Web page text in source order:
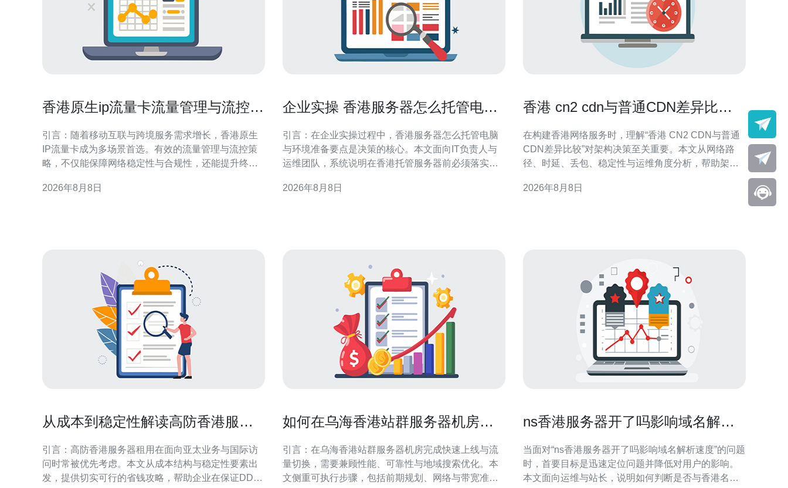
香港原生ip流量卡流量管理与流控策
引言：随着移动互联与跨境服务需求增长，香港原生
IP流量卡成为多场景首选。有效的流量管理与流控策
略，不仅能保障网络稳定性与合规性，还能提升终端
可操作的实施要点与最佳实践。 香港原生IP流量卡概
2026年8月8日
企业实操 香港服务器怎么托管电脑
引言：在企业实操过程中，香港服务器怎么托管电脑
与环境准备要点是决策的核心。本文面向IT负责人与
运维团队，系统说明在香港托管服务器前必须落实的
与稳定性，便于在区域化（GEO）搜索下被相关人员
2026年8月8日
香港 cn2 cdn与普通CDN差异比较
在构建香港网络服务时，理解“香港 CN2 CDN与普通
CDN差异比较”对架构决策至关重要。本文从网络路
径、时延、丢包、稳定性与运维角度分析，帮助架构
CN2与普通CDN CN2为面向国际高质量传输的骨干链
2026年8月8日
从成本到稳定性解读高防香港服务
引言：高防香港服务器租用在面向亚太业务与国际访
问时常被优先考虑。本文从成本结构与稳定性要素出
发，提供切实可行的省钱攻略，帮助企业在保证DDoS
如何在乌海香港站群服务器机房完
引言：在乌海香港站群服务器机房完成快速上线与流
量切换，需要兼顾性能、可靠性与地域搜索优化。本
文侧重可执行步骤，包括前期规划、网络与带宽准
ns香港服务器开了吗影响域名解析
当面对“ns香港服务器开了吗影响域名解析速度”的问题
时，首要目标是迅速定位问题并降低对用户的影响。
本文面向运维与站长，说明如何判断是否与香港名称